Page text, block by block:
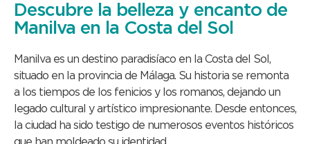
Descubre la belleza y encanto de
Manilva en la Costa del Sol
Manilva es un destino paradisíaco en la Costa del Sol,
situado en la provincia de Málaga. Su historia se remonta
a los tiempos de los fenicios y los romanos, dejando un
legado cultural y artístico impresionante. Desde entonces,
la ciudad ha sido testigo de numerosos eventos históricos
que han moldeado su identidad.